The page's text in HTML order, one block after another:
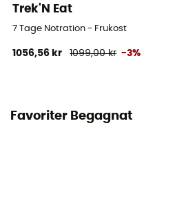
Trek'N Eat
7 Tage Notration - Frukost
1056,56 kr 1099,00 kr -3%
Favoriter Begagnat